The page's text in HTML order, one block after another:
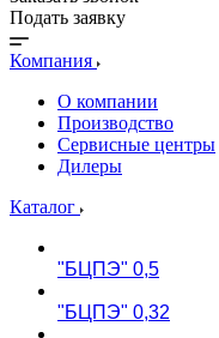
Подать заявку
Компания
О компании
Производство
Сервисные центры
Дилеры
Каталог
"БЦПЭ" 0,5
"БЦПЭ" 0,32